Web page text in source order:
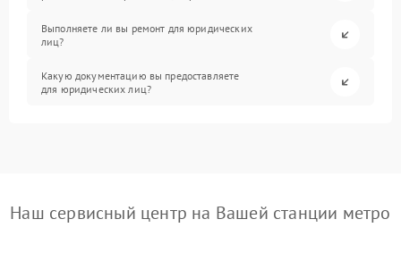
Выполняете ли вы ремонт для юридических
лиц?
Какую документацию вы предоставляете
для юридических лиц?
Наш сервисный центр на Вашей станции метро